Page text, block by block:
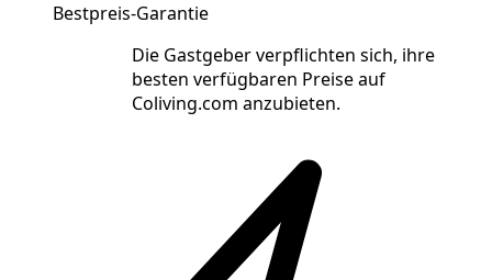
Bestpreis-Garantie
Die Gastgeber verpflichten sich, ihre
besten verfügbaren Preise auf
Coliving.com anzubieten.